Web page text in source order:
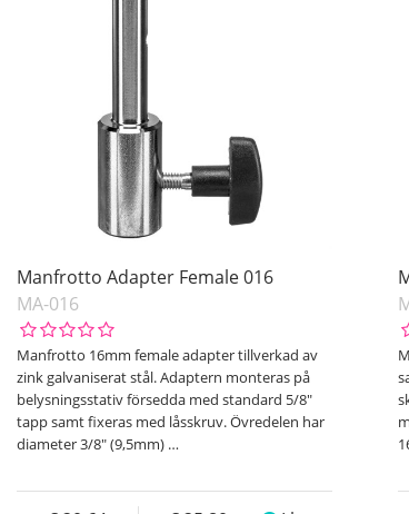
Manfrotto Adapter Female 016
MA-016
Manfrotto 16mm female adapter tillverkad av
zink galvaniserat stål. Adaptern monteras på
belysningsstativ försedda med standard 5/8"
tapp samt fixeras med låsskruv. Övredelen har
diameter 3/8" (9,5mm) …